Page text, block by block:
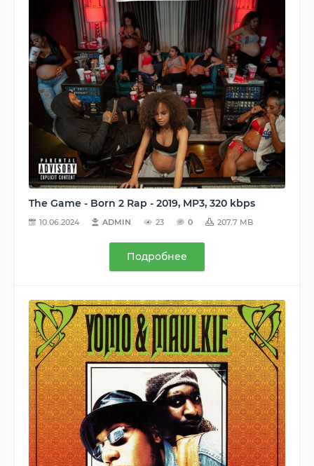
The Game - Born 2 Rap - 2019, MP3, 320 kbps
10.06.2024 ADMIN 23 0 207.7 MB
Подробнее